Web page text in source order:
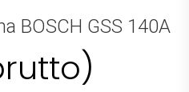
BOSCH GSS 140A